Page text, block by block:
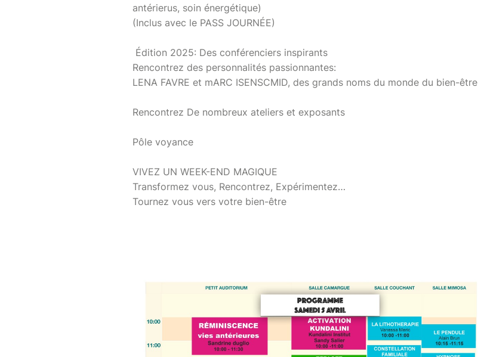
antérierus, soin énergétique)
(Inclus avec le PASS JOURNÉE)
Édition 2025: Des conférenciers inspirants
Rencontrez des personnalités passionnantes:
LENA FAVRE et mARC ISENSCMID, des grands noms du monde du bien-être
Rencontrez De nombreux ateliers et exposants
Pôle voyance
VIVEZ UN WEEK-END MAGIQUE
Transformez vous, Rencontrez, Expérimentez…
Tournez vous vers votre bien-être